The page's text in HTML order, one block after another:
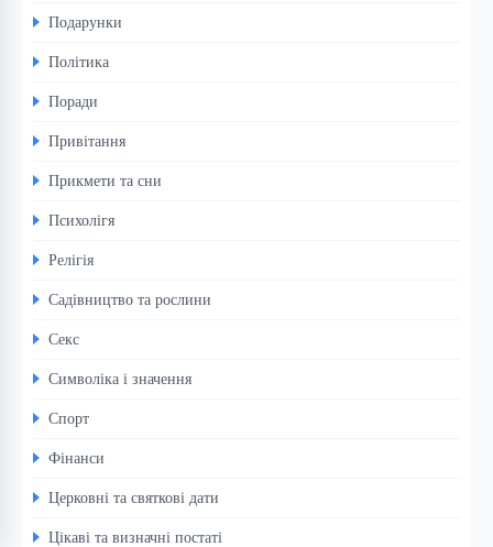
Подарунки
Політика
Поради
Привітання
Прикмети та сни
Психолігя
Релігія
Садівництво та рослини
Секс
Символіка і значення
Спорт
Фінанси
Церковні та святкові дати
Цікаві та визначні постаті